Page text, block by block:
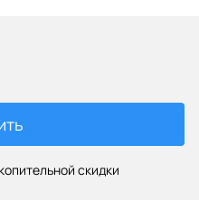
скидки